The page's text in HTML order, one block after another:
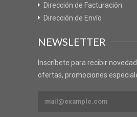
Dirección de Facturación
Dirección de Envío
NEWSLETTER
Inscríbete para recibir
ofertas, promociones